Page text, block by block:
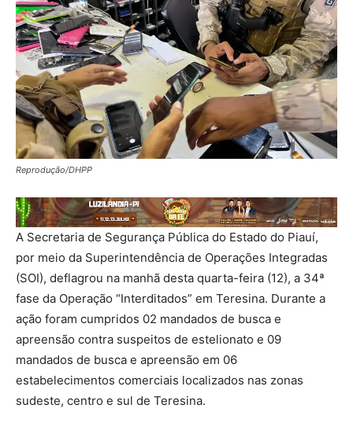
Reprodução/DHPP
A Secretaria de Segurança Pública do Estado do Piauí,
por meio da Superintendência de Operações Integradas
(SOI), deflagrou na manhã desta quarta-feira (12), a 34ª
fase da Operação “Interditados” em Teresina. Durante a
ação foram cumpridos 02 mandados de busca e
apreensão contra suspeitos de estelionato e 09
mandados de busca e apreensão em 06
estabelecimentos comerciais localizados nas zonas
sudeste, centro e sul de Teresina.